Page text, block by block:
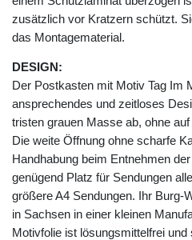
zusätzlich vor Kratzern schützt.
das Montagematerial.
DESIGN:
Der Postkasten mit Motiv Tag Im
ansprechendes und zeitloses
tristen grauen Masse ab, ohne
Die weite Öffnung ohne scharfe
Handhabung beim Entnehmen
genügend Platz für Sendungen
größere A4 Sendungen. Ihr Burg-
in Sachsen in einer kleinen
Motivfolie ist lösungsmittelfrei